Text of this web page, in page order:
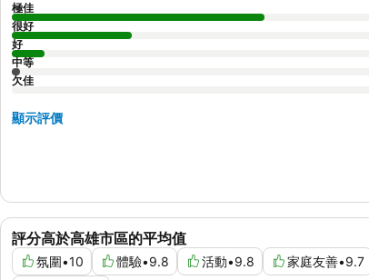
評分高於高雄市區的平均值
氛圍•10 體驗•9.8 活動•9.8 家庭友善•9.7
極佳
很好
好
中等
欠佳
顯示評價